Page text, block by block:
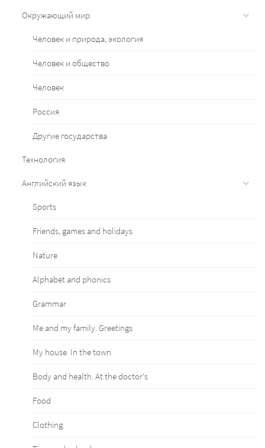
Окружающий мир
Человек и природа, экология
Человек и общество
Человек
Россия
Другие государства
Технология
Английский язык
Sports
Friends, games and holidays
Nature
Alphabet and phonics
Grammar
Me and my family. Greetings
My house. In the town
Body and health. At the doctor's
Food
Clothing